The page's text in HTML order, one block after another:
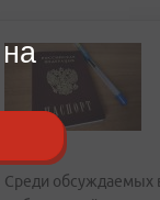
Среди обсуждаемых